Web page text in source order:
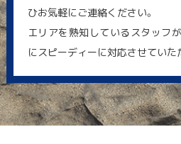
ひお気軽にご連絡ください。
エリアを熟知しているスタッフ
にスピーディーに対応させていた